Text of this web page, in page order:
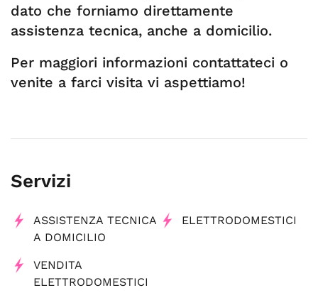
dato che forniamo direttamente
assistenza tecnica, anche a domicilio.
Per maggiori informazioni contattateci o
venite a farci visita vi aspettiamo!
Servizi
ASSISTENZA TECNICA
A DOMICILIO
ELETTRODOMESTICI
VENDITA
ELETTRODOMESTICI